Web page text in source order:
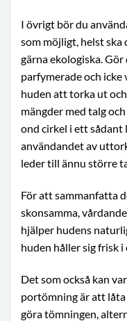
I övrigt bör du
som möjligt, helst ska
gärna ekologiska.
parfymerade och
huden att torka ut
mängder med talg
ond cirkel i ett sådant
användandet av
leder till ännu större
För att sammanfatta
skonsamma,
hjälper hudens
huden håller sig frisk
Det som också kan
portömning är att
göra tömningen,